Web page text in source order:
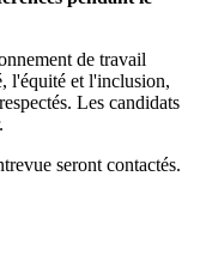
de travail
l'équité et l'inclusion,
Les candidats
seront contactés.